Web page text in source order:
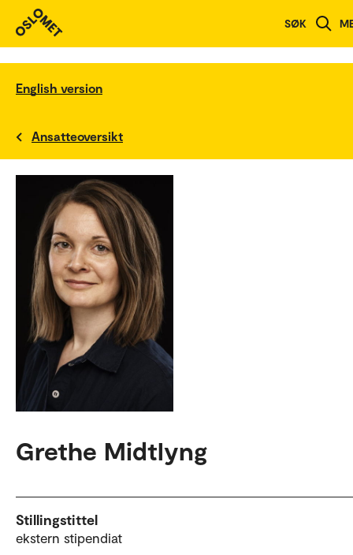
SØK
English version
Ansatteoversikt
Grethe Midtlyng
Stillingstittel
ekstern stipendiat